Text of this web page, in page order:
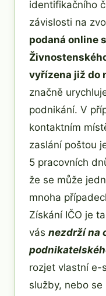
identifikačního
závislosti na
podaná online
vyřízena již do
značně
podnikání. V
kontaktním
zaslání poštou
5 pracovních
že se může
mnoha
Získání IČO je
vás nezdrží na
rozjet vlastní e-
služby, nebo